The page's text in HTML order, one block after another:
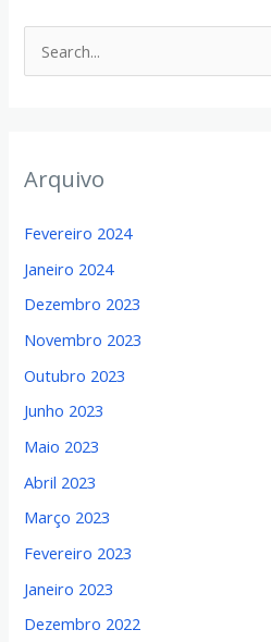
c
f
o
r
:
Arquivo
Fevereiro 2024
Janeiro 2024
Dezembro 2023
Novembro 2023
Outubro 2023
Junho 2023
Maio 2023
Abril 2023
Março 2023
Fevereiro 2023
Janeiro 2023
Dezembro 2022